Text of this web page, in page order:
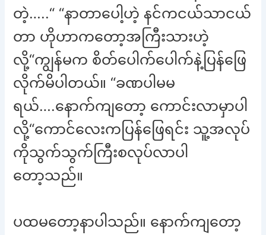
တဲ့…..“ “နာတာပေါ့ဟဲ့ နင်ကငယ်သာငယ်
တာ ဟိုဟာကတော့အကြီးသားဟဲ့
လို့“ကျွန်မက စိတ်ပေါက်ပေါက်နဲ့ပြန်ဖြေ
လိုက်မိပါတယ်။ “ခဏပါမမ
ရယ်….နောက်ကျတော့ ကောင်းလာမှာပါ
လို့“ကောင်လေးကပြန်ဖြေရင်း သူ့အလုပ်
ကိုသွက်သွက်ကြီးစလုပ်လာပါ
တော့သည်။
ပထမတော့နာပါသည်။ နောက်ကျတော့